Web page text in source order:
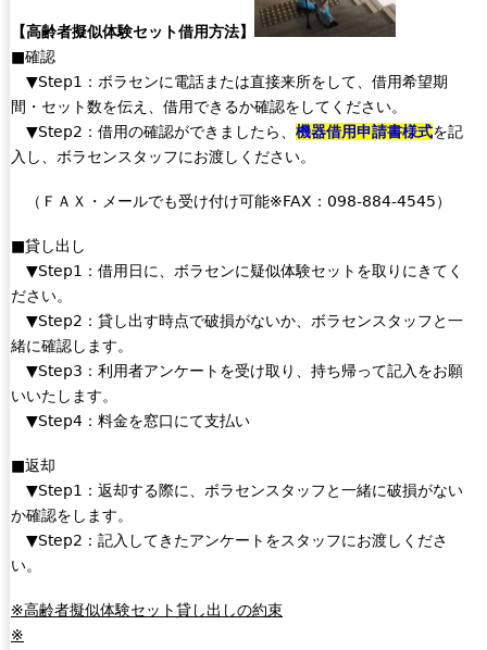
【高齢者擬似体験セット借用方法】
■確認
▼Step1：ボラセンに電話または直接来所をして、借用希望期
間・セット数を伝え、借用できるか確認をしてください。
▼Step2：借用の確認ができましたら、 機器借用申請書様式を記
入し、ボラセンスタッフにお渡しください。
（ＦＡＸ・メールでも受け付け可能※FAX：098-884-4545）
■貸し出し
▼Step1：借用日に、ボラセンに疑似体験セットを取りにきてく
ださい。
▼Step2：貸し出す時点で破損がないか、ボラセンスタッフと一
緒に確認します。
▼Step3：利用者アンケートを受け取り、持ち帰って記入をお願
いいたします。
▼Step4：料金を窓口にて支払い
■返却
▼Step1：返却する際に、ボラセンスタッフと一緒に破損がない
か確認をします。
▼Step2：記入してきたアンケートをスタッフにお渡しくださ
い。
※高齢者擬似体験セット貸し出しの約束
※